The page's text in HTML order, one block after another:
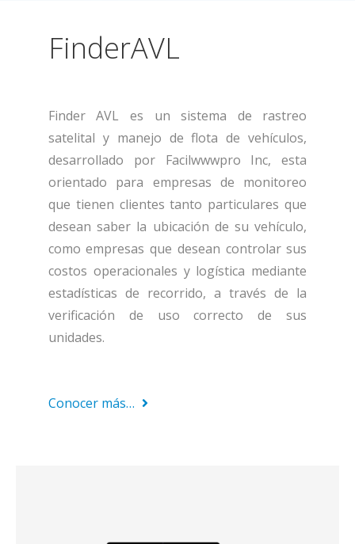
FinderAVL
Finder AVL es un sistema de rastreo
satelital y manejo de flota de vehículos,
desarrollado por Facilwwwpro Inc, esta
orientado para empresas de monitoreo
que tienen clientes tanto particulares que
desean saber la ubicación de su vehículo,
como empresas que desean controlar sus
costos operacionales y logística mediante
estadísticas de recorrido, a través de la
verificación de uso correcto de sus
unidades.
Conocer más…